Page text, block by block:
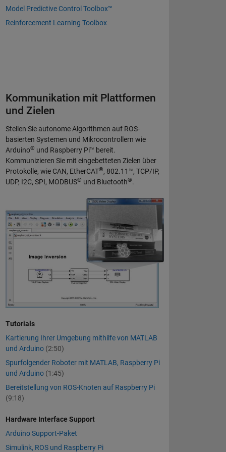
Model Predictive Control Toolbox™
Reinforcement Learning Toolbox
Kommunikation mit Plattformen
und Zielen
Stellen Sie autonome Algorithmen auf ROS-
basierten Systemen und Mikrocontrollern wie
Arduino® und Raspberry Pi™ bereit.
Kommunizieren Sie mit eingebetteten Zielen über
Protokolle, wie CAN, EtherCAT®, 802.11™, TCP/IP,
UDP, I2C, SPI, MODBUS® und Bluetooth®.
Tutorials
Kartierung Ihrer Umgebung mithilfe von MATLAB
und Arduino (2:50)
Spurfolgender Roboter mit MATLAB, Raspberry Pi
und Arduino (1:45)
Bereitstellung von ROS-Knoten auf Raspberry Pi
(9:18)
Hardware Interface Support
Arduino Support-Paket
Simulink, ROS und Raspberry Pi